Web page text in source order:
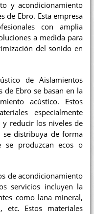
y acondicionamiento
de Ebro. Esta empresa
con amplia
a medida para
del sonido en
de Aislamientos
de Ebro se basan en la
acústico. Estos
especialmente
y reducir los niveles de
distribuya de forma
se produzcan ecos o
de acondicionamiento
servicios incluyen la
como lana mineral,
etc. Estos materiales